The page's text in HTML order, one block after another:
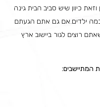
כיוון שיש סביב הבית גינה
ילדים.אם גם אתם הגעתם
רוצים לגור ביישוב ארץ
המתיישבים: